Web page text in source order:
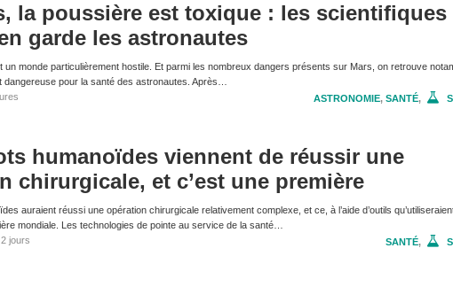
la poussière est toxique : les scientifiques
garde les astronautes
un monde particulièrement hostile. Et parmi les nombreux dangers présents sur Mars, on retrouve
dangereuse pour la santé des astronautes. Après…
ASTRONOMIE, SANTÉ,
humanoïdes viennent de réussir une
chirurgicale, et c’est une première
auraient réussi une opération chirurgicale relativement complexe, et ce, à l’aide d’outils
mondiale. Les technologies de pointe au service de la santé…
jours
SANTÉ,